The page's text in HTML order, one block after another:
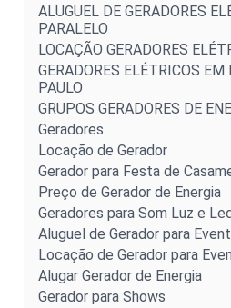
ALUGUEL DE GERADORES
PARALELO
LOCAÇÃO GERADORES
GERADORES ELÉTRICOS EM
PAULO
GRUPOS GERADORES DE
Geradores
Locação de Gerador
Gerador para Festa de
Preço de Gerador de Energia
Geradores para Som Luz e
Aluguel de Gerador para
Locação de Gerador para
Alugar Gerador de Energia
Gerador para Shows